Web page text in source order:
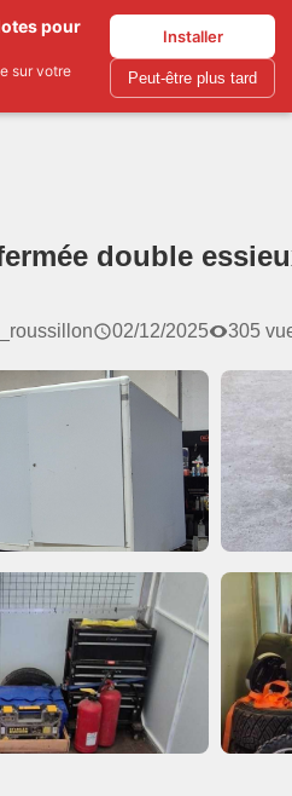
pour
sur votre
Installer
Peut-être plus tard
double
02/12/2025 305